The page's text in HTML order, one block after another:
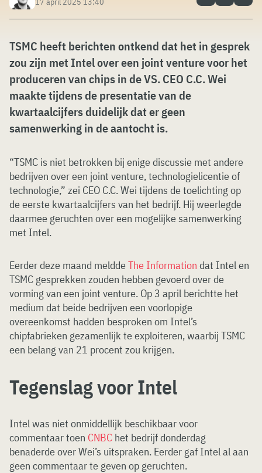
TSMC heeft berichten ontkend dat het in gesprek
zou zijn met Intel over een joint venture voor het
produceren van chips in de VS. CEO C.C. Wei
maakte tijdens de presentatie van de
kwartaalcijfers duidelijk dat er geen
samenwerking in de aantocht is.
“TSMC is niet betrokken bij enige discussie met andere
bedrijven over een joint venture, technologielicentie of
technologie,” zei CEO C.C. Wei tijdens de toelichting op
de eerste kwartaalcijfers van het bedrijf. Hij weerlegde
daarmee geruchten over een mogelijke samenwerking
met Intel.
Eerder deze maand melddeThe Information dat Intel en
TSMC gesprekken zouden hebben gevoerd over de
vorming van een joint venture. Op 3 april berichtte het
medium dat beide bedrijven een voorlopige
overeenkomst hadden besproken om Intel’s
chipfabrieken gezamenlijk te exploiteren, waarbij TSMC
een belang van 21 procent zou krijgen.
Tegenslag voor Intel
Intel was niet onmiddellijk beschikbaar voor
commentaar toen CNBC het bedrijf donderdag
benaderde over Wei’s uitspraken. Eerder gaf Intel al aan
geen commentaar te geven op geruchten.